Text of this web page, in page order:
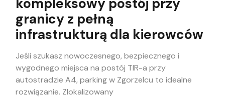
kompleksowy postój przy
granicy z pełną
infrastrukturą dla kierowców
Jeśli szukasz nowoczesnego, bezpiecznego i
wygodnego miejsca na postój TIR-a przy
autostradzie A4, parking w Zgorzelcu to idealne
rozwiązanie. Zlokalizowany